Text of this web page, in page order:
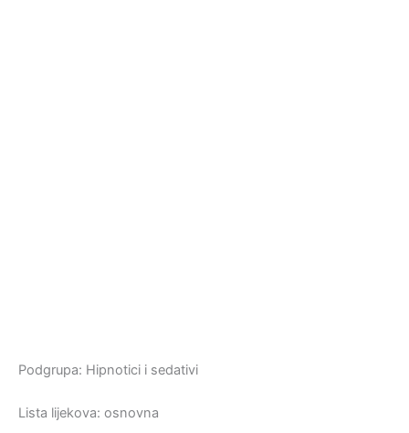
Podgrupa: Hipnotici i sedativi
Lista lijekova: osnovna